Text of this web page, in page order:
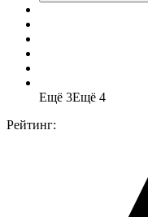
Ещё 3Ещё 4
Рейтинг: